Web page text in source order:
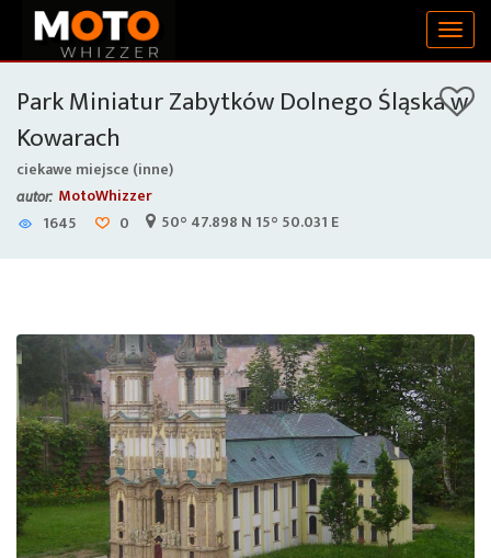
Park Miniatur Zabytków Dolnego Śląska w
Kowarach
ciekawe miejsce (inne)
autor: MotoWhizzer
1645
0 50° 47.898 N 15° 50.031 E